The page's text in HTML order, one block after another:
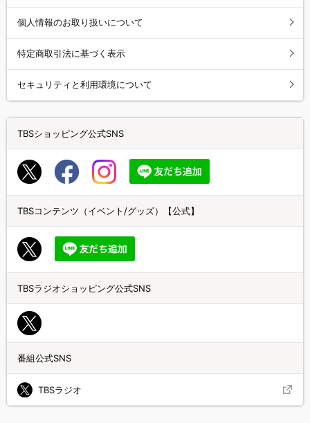
個人情報のお取り扱いについて
特定商取引法に基づく表示
セキュリティと利用環境について
TBSショッピング公式SNS
TBSコンテンツ（イベント/グッズ）【公式】
TBSラジオショッピング公式SNS
番組公式SNS
TBSラジオ